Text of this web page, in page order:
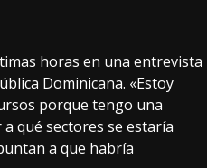
horas en una entrevista
Dominicana. «Estoy
porque tengo una
qué sectores se estaría
a que habría